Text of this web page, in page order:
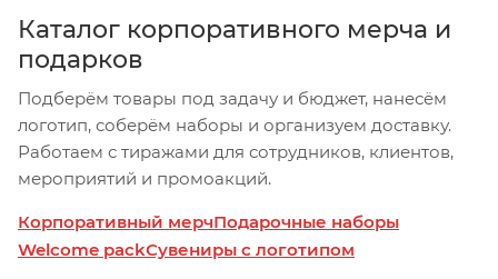
Каталог корпоративного мерча и
подарков
Подберём товары под задачу и бюджет, нанесём
логотип, соберём наборы и организуем доставку.
Работаем с тиражами для сотрудников, клиентов,
мероприятий и промоакций.
Корпоративный мерчПодарочные наборы
Welcome packСувениры с логотипом